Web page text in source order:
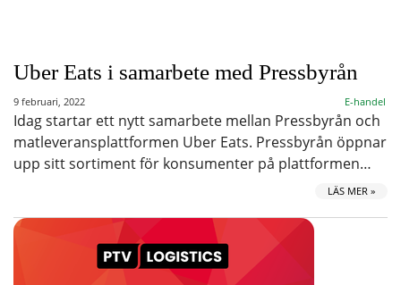
Uber Eats i samarbete med Pressbyrån
9 februari, 2022 E-handel
Idag startar ett nytt samarbete mellan Pressbyrån och
matleveransplattformen Uber Eats. Pressbyrån öppnar
upp sitt sortiment för konsumenter på plattformen…
LÄS MER »